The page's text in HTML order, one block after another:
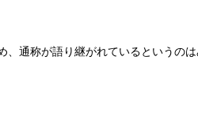
、通称が語り継がれているというの